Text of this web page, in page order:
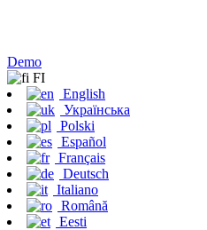
Demo
FI
English
Українська
Polski
Español
Français
Deutsch
Italiano
Română
Eesti